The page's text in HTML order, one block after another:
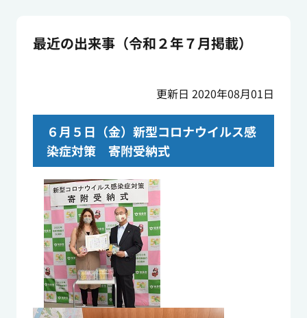
最近の出来事（令和２年７月掲載）
更新日 2020年08月01日
６月５日（金）新型コロナウイルス感
染症対策 寄附受納式